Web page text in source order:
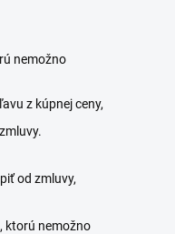
nemožno
z kúpnej ceny,
od zmluvy,
ktorú nemožno